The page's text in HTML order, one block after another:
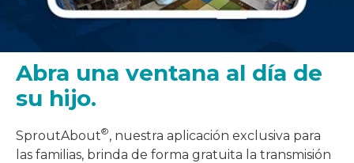
Abra una ventana al día de
su hijo.
SproutAbout®, nuestra aplicación exclusiva para
las familias, brinda de forma gratuita la transmisión